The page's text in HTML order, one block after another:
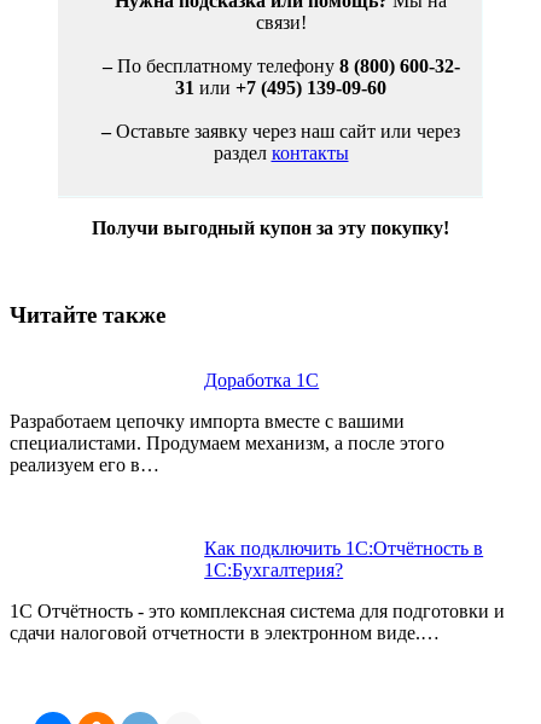
связи!
–По бесплатному телефону 8 (800) 600-32-
31 или +7 (495) 139-09-60
–Оставьте заявку через наш сайт или через
раздел контакты
Получи выгодный купон за эту покупку!
Читайте также
Доработка 1С
Разработаем цепочку импорта вместе с вашими
специалистами. Продумаем механизм, а после этого
реализуем его в…
Как подключить 1С:Отчётность в
1С:Бухгалтерия?
1С Отчётность - это комплексная система для подготовки и
сдачи налоговой отчетности в электронном виде.…